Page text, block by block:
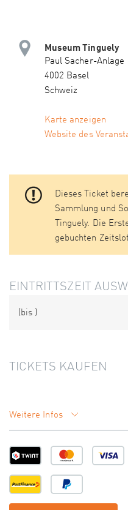
Museum Tinguely
Paul Sacher-Anlage
4002 Basel
Schweiz
Karte anzeigen
Website des
Dieses Ticket
Sammlung und
Tinguely. Die
gebuchten
EINTRITTSZEIT
(bis )
TICKETS KAUFEN
Weitere Infos